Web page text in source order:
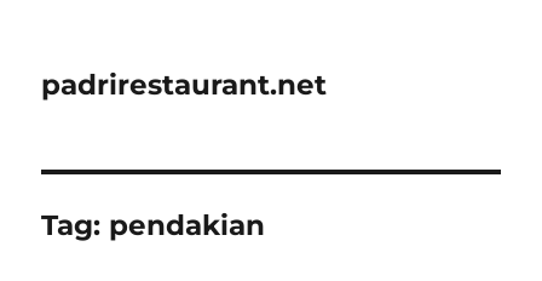
padrirestaurant.net
Tag: pendakian